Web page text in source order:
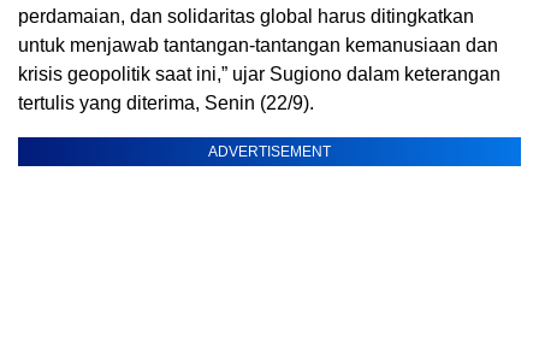
perdamaian, dan solidaritas global harus ditingkatkan
untuk menjawab tantangan-tantangan kemanusiaan dan
krisis geopolitik saat ini,” ujar Sugiono dalam keterangan
tertulis yang diterima, Senin (22/9).
ADVERTISEMENT